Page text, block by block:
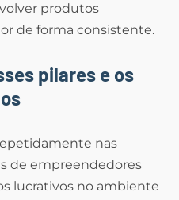
produtos
de forma consistente.
pilares e os
nas
de empreendedores
lucrativos no ambiente